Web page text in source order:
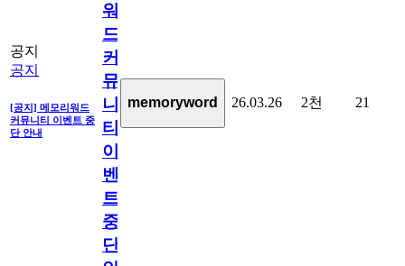
공지
공지
[공지] 메모리워드
커뮤니티 이벤트 중
단 안내
워
드
커
뮤
니
티
이
벤
트
중
단
memoryword 26.03.26 2천 21